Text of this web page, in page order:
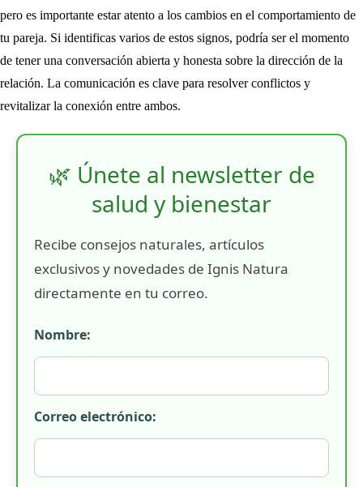
pero es importante estar atento a los cambios en el comportamiento de
tu pareja. Si identificas varios de estos signos, podría ser el momento
de tener una conversación abierta y honesta sobre la dirección de la
relación. La comunicación es clave para resolver conflictos y
revitalizar la conexión entre ambos.
🌿 Únete al newsletter de
salud y bienestar
Recibe consejos naturales, artículos
exclusivos y novedades de Ignis Natura
directamente en tu correo.
Nombre:
Correo electrónico: